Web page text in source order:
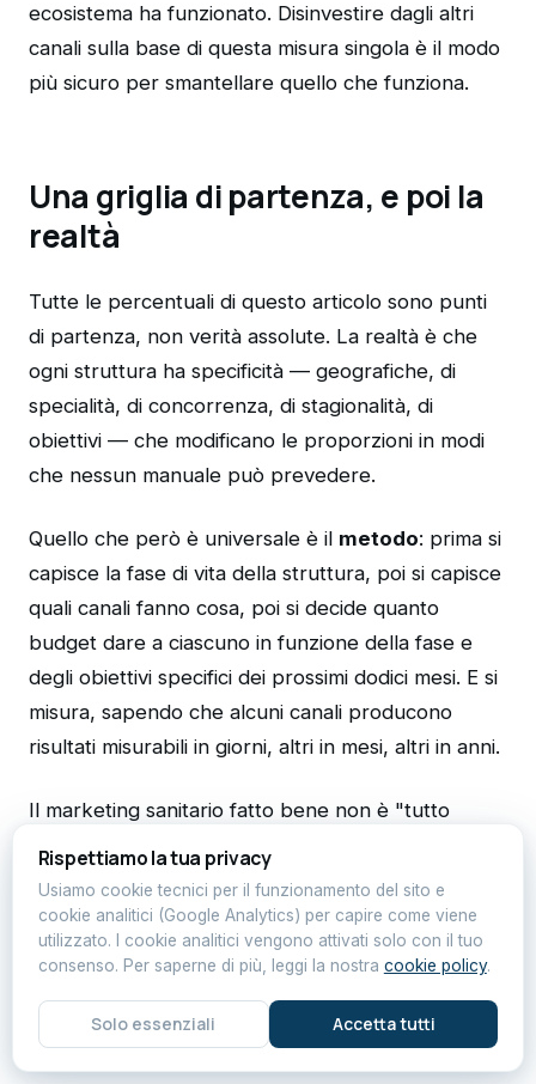
ecosistema ha funzionato. Disinvestire dagli altri
canali sulla base di questa misura singola è il modo
più sicuro per smantellare quello che funziona.
Una griglia di partenza, e poi la
realtà
Tutte le percentuali di questo articolo sono punti
di partenza, non verità assolute. La realtà è che
ogni struttura ha specificità — geografiche, di
specialità, di concorrenza, di stagionalità, di
obiettivi — che modificano le proporzioni in modi
che nessun manuale può prevedere.
Quello che però è universale è il metodo: prima si
capisce la fase di vita della struttura, poi si capisce
quali canali fanno cosa, poi si decide quanto
budget dare a ciascuno in funzione della fase e
degli obiettivi specifici dei prossimi dodici mesi. E si
misura, sapendo che alcuni canali producono
risultati misurabili in giorni, altri in mesi, altri in anni.
Il marketing sanitario fatto bene non è "tutto
canali diversi servono a scopi diversi, e che il
budget va costruito come una sinfonia, non come
un assolo.
Rispettiamo la tua privacy
Usiamo cookie tecnici per il funzionamento del sito e
cookie analitici (Google Analytics) per capire come viene
utilizzato. I cookie analitici vengono attivati solo con il tuo
consenso. Per saperne di più, leggi la nostra cookie policy.
Solo essenziali Accetta tutti